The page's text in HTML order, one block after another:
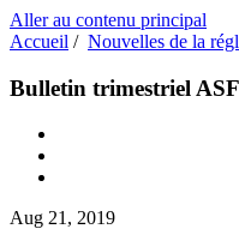
Aller au contenu principal
Accueil / Nouvelles de la
Bulletin trimestriel
Aug 21, 2019